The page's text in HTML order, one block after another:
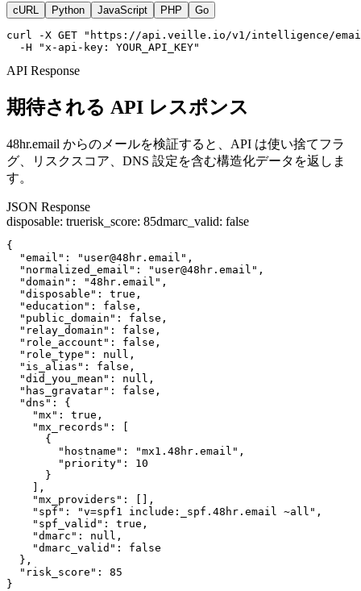
cURL Python JavaScript PHP Go
curl -X GET "https://api.veille.io/v1/intelligence/
  -H "x-api-key: YOUR_API_KEY"
API Response
期待される API レスポンス
48hr.email からのメールを検証すると、API は使い捨てフラ
グ、リスクスコア、DNS 設定を含む構造化データを返しま
す。
JSON Response
disposable: truerisk_score: 85dmarc_valid: false
{
  "email": "user@48hr.email",
  "normalized_email": "user@48hr.email",
  "domain": "48hr.email",
  "disposable": true,
  "education": false,
  "public_domain": false,
  "relay_domain": false,
  "role_account": false,
  "role_type": null,
  "is_alias": false,
  "did_you_mean": null,
  "has_gravatar": false,
  "dns": {
    "mx": true,
    "mx_records": [
      {
        "hostname": "mx1.48hr.email",
        "priority": 10
      }
    ],
    "mx_providers": [],
    "spf": "v=spf1 include:_spf.48hr.email ~all",
    "spf_valid": true,
    "dmarc": null,
    "dmarc_valid": false
  },
  "risk_score": 85
}